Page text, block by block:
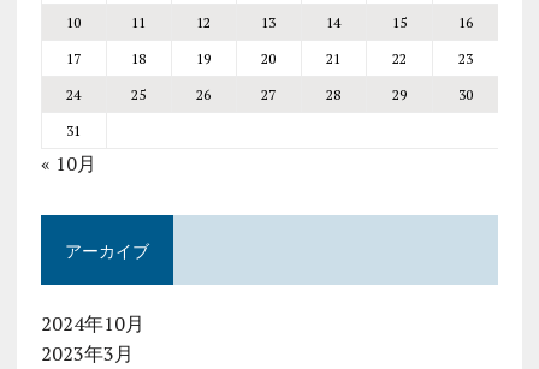
10
11 12 13 14 15
16
17
18 19 20 21 22
23
24
25 26 27 28 29
30
31
« 10月
アーカイブ
2024年10月
2023年3月